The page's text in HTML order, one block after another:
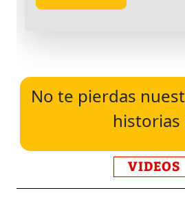
No te pierdas
historias
VIDEOS